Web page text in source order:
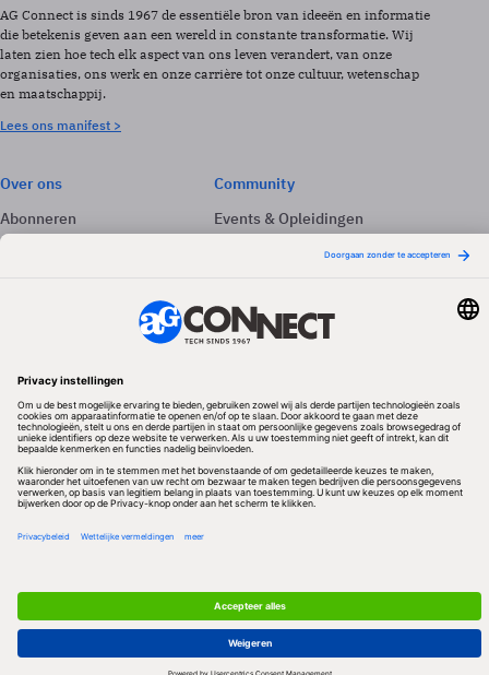
AG Connect is sinds 1967 de essentiële bron van ideeën en informatie
die betekenis geven aan een wereld in constante transformatie. Wij
laten zien hoe tech elk aspect van ons leven verandert, van onze
organisaties, ons werk en onze carrière tot onze cultuur, wetenschap
en maatschappij.
Lees ons manifest >
Over ons
Abonneren
Adverteren
Community
Events & Opleidingen
Volg ons
Redactionele partner
Algemene Voorwaarden & Copyrights